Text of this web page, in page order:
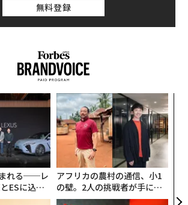
無料登録
れる──レ
ESに込め
の哲学
アフリカの農村の通信、小1
の壁。2人の挑戦者が手にし
た「次なる武器」